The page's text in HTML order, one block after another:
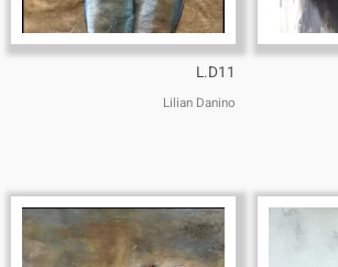
L.D11
Lilian Danino